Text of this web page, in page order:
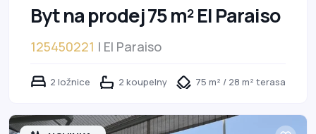
Byt na prodej 75 m² El Paraiso
125450221 | El Paraiso
2 ložnice 2 koupelny 75 m² / 28 m² terasa